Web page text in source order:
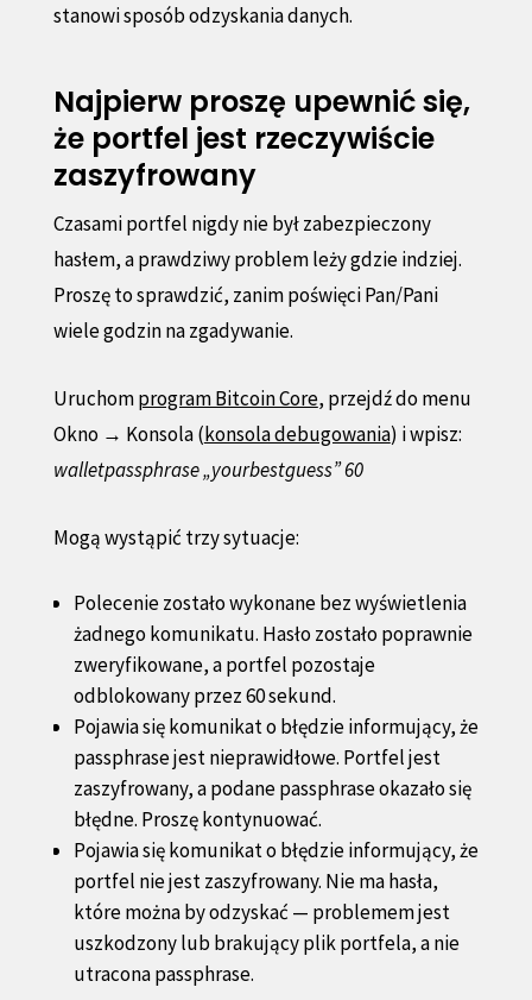
stanowi sposób odzyskania danych.
Najpierw proszę upewnić się,
że portfel jest rzeczywiście
zaszyfrowany
Czasami portfel nigdy nie był zabezpieczony
hasłem, a prawdziwy problem leży gdzie indziej.
Proszę to sprawdzić, zanim poświęci Pan/Pani
wiele godzin na zgadywanie.
Uruchomprogram Bitcoin Core, przejdź do menu
Okno → Konsola (konsola debugowania) i wpisz:
walletpassphrase „yourbestguess” 60
Mogą wystąpić trzy sytuacje:
Polecenie zostało wykonane bez wyświetlenia
żadnego komunikatu. Hasło zostało poprawnie
zweryfikowane, a portfel pozostaje
odblokowany przez 60 sekund.
Pojawia się komunikat o błędzie informujący, że
passphrase jest nieprawidłowe. Portfel jest
zaszyfrowany, a podane passphrase okazało się
błędne. Proszę kontynuować.
Pojawia się komunikat o błędzie informujący, że
portfel nie jest zaszyfrowany. Nie ma hasła,
które można by odzyskać — problemem jest
uszkodzony lub brakujący plik portfela, a nie
utracona passphrase.